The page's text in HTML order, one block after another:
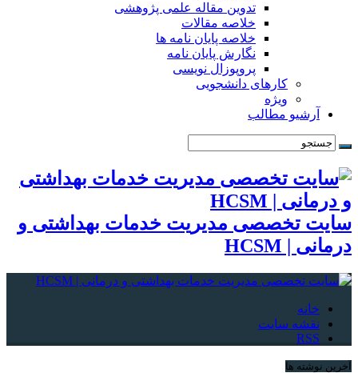
تدوین مقاله علمی پژوهشی
خلاصه مقالات
خلاصه پایان نامه ها
نگارش پایان نامه
پروپوزال نویسی
کارهای دانشجویی
ویژه
آرشیو مطالب
سایت تخصصی مدیریت خدمات بهداشتی و
درمانی | HCSM
خانه
نقشه سایت
RSS
آخرین نوشته ها